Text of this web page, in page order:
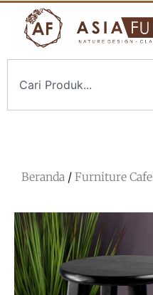
Beranda / Furniture Cafe